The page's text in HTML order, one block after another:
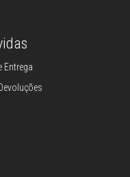
Entrega